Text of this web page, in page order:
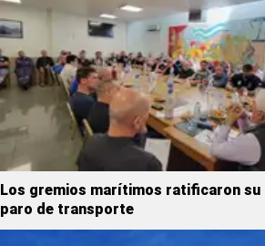
Los gremios marítimos ratificaron su
paro de transporte